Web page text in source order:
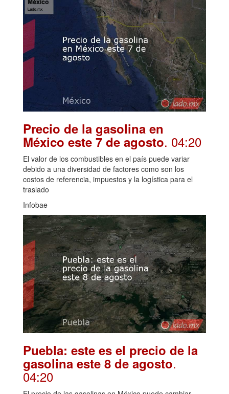
Precio de la gasolina en
México este 7 de agosto. 04:20
El valor de los combustibles en el país puede variar
debido a una diversidad de factores como son los
costos de referencia, impuestos y la logística para el
traslado
Infobae
Puebla: este es el precio de la
gasolina este 8 de agosto.
04:20